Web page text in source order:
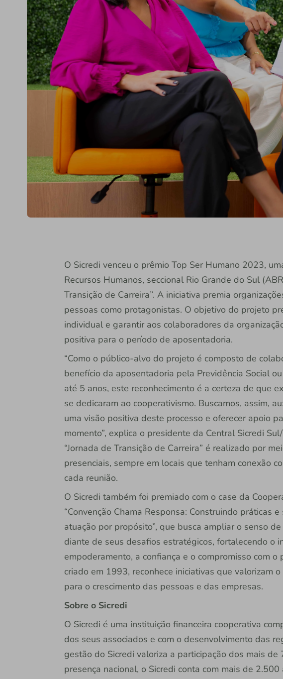
O Sicredi venceu o prêmio Top Ser Humano 2023,
Recursos Humanos, seccional Rio Grande do Sul
Transição de Carreira”. A iniciativa premia
pessoas como protagonistas. O objetivo do projeto
individual e garantir aos colaboradores da
positiva para o período de aposentadoria.
“Como o público-alvo do projeto é composto de
benefício da aposentadoria pela Previdência Social
até 5 anos, este reconhecimento é a certeza de que
se dedicaram ao cooperativismo. Buscamos, assim,
uma visão positiva deste processo e oferecer apoio
momento”, explica o presidente da Central Sicredi
“Jornada de Transição de Carreira” é realizado por
presenciais, sempre em locais que tenham conexão
cada reunião.
O Sicredi também foi premiado com o case da
“Convenção Chama Responsa: Construindo práticas
atuação por propósito”, que busca ampliar o senso
diante de seus desafios estratégicos, fortalecendo o
empoderamento, a confiança e o compromisso com o
criado em 1993, reconhece iniciativas que valorizam
para o crescimento das pessoas e das empresas.
Sobre o Sicredi
O Sicredi é uma instituição financeira cooperativa
dos seus associados e com o desenvolvimento das
gestão do Sicredi valoriza a participação dos mais de
presença nacional, o Sicredi conta com mais de